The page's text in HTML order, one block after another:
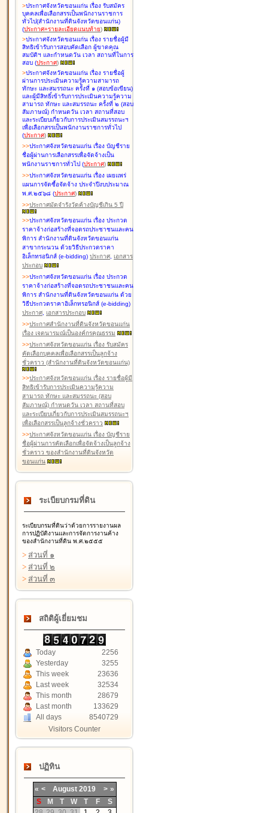
>ประกาศจังหวัดขอนแก่น เรื่อง รับสมัคร
บุคคลเพื่อเลือกสรรเป็นพนักงานราชการ
ทั่วไป(สำนักงานที่ดินจังหวัดขอนแก่น)
(ประกาศ+รายละเอียดแนบท้าย)
>ประกาศจังหวัดขอนแก่น เรื่อง รายชื่อผู้มี
สิทธิเข้ารับการสอบคัดเลือก ผู้ขาดคุณ
สมบัติฯ และกำหนดวัน เวลา สถานที่ในการ
สอบ (ประกาศ)
>ประกาศจังหวัดขอนแก่น เรื่อง รายชื่อผู้
ผ่านการประเมินความรู้ความสามารถ
ทักษะ และสมรรถนะ ครั้งที่ ๑ (สอบข้อเขียน)
และผู้มีสิทธิ์เข้ารับการประเมินความรู้ความ
สามารถ ทักษะ และสมรรถนะ ครั้งที่ ๒ (สอบ
สัมภาษณ์) กำหนดวัน เวลา สถานที่สอบ
และระเบียบเกี่ยวกับการประเมินสมรรถนะฯ
เพื่อเลือกสรรเป็นพนักงานราชการทั่วไป
(ประกาศ)
>>ประกาศจังหวัดขอนแก่น เรื่อง บัญชีราย
ชื่อผู้ผ่านการเลือกสรรเพื่อจัดจ้างเป็น
พนักงานราชการทั่วไป (ประกาศ)
>>ประกาศจังหวัดขอนแก่น เรื่อง เผยแพร่
แผนการจัดซื้อจัดจ้าง ประจำปีงบประมาณ
พ.ศ.๒๕๖๘ (ประกาศ)
>>ประกาศมัดจำรังวัดค้างบัญชีเกิน 5 ปี
>>ประกาศจังหวัดขอนแก่น เรื่อง ประกวด
ราคาจ้างก่อสร้างที่จอดรถประชาชนและคน
พิการ สำนักงานที่ดินจังหวัดขอนแก่น
สาขากระนวน ด้วยวิธีประกวดราคา
อิเล็กทรอนิกส์ (e-bidding) ประกาศ, เอกสาร
ประกอบ
>>ประกาศจังหวัดขอนแก่น เรื่อง ประกวด
ราคาจ้างก่อสร้างที่จอดรถประชาชนและคน
พิการ สำนักงานที่ดินจังหวัดขอนแก่น ด้วย
วิธีประกวดราคาอิเล็กทรอนิกส์ (e-bidding)
ประกาศ, เอกสารประกอบ
>>ประกาศสำนักงานที่ดินจังหวัดขอนแก่น
เรื่อง เจตนารมณ์เป็นองค์กรคุณธรรม
>>ประกาศจังหวัดขอนแก่น เรื่อง รับสมัคร
คัดเลือกบุคคลเพื่อเลือกสรรเป็นลูกจ้าง
ชั่วคราว (สำนักงานที่ดินจังหวัดขอนแก่น)
>>ประกาศจังหวัดขอนแก่น เรื่อง รายชื่อผู้มี
สิทธิเข้ารับการประเมินความรู้ความ
สามารถ ทักษะ และสมรรถนะ (สอบ
สัมภาษณ์) กำหนดวัน เวลา สถานที่สอบ
และระเบียบเกี่ยวกับการประเมินสมรรถนะฯ
เพื่อเลือกสรรเป็นลูกจ้างชั่วคราว
>>ประกาศจังหวัดขอนแก่น เรื่อง บัญชีราย
ชื่อผู้ผ่านการคัดเลือกเพื่อจัดจ้างเป็นลูกจ้าง
ชั่วคราว ของสำนักงานที่ดินจังหวัด
ขอนแก่น
ระเบียบกรมที่ดิน
ระเบียบกรมที่ดินว่าด้วยการรายงานผล
การปฏิบัติงานและการจัดการงานค้าง
ของสำนักงานที่ดิน พ.ศ.๒๕๕๕
> ส่วนที่ ๑
> ส่วนที่ ๒
> ส่วนที่ ๓
สถิติผู้เยี่ยมชม
Today
2256
Yesterday
3255
This week
23636
Last week
32534
This month
28679
Last month
133629
All days
8540729
Visitors Counter
ปฏิทิน
« < August 2019 > »
S
M T W T F
S